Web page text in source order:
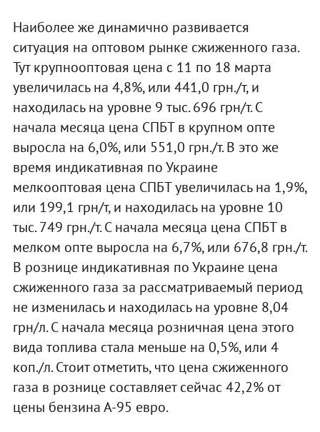
Наиболее же динамично развивается
ситуация на оптовом рынке сжиженного газа.
Тут крупнооптовая цена с 11 по 18 марта
увеличилась на 4,8%, или 441,0 грн./т, и
находилась на уровне 9 тыс. 696 грн/т. С
начала месяца цена СПБТ в крупном опте
выросла на 6,0%, или 551,0 грн./т. В это же
время индикативная по Украине
мелкооптовая цена СПБТ увеличилась на 1,9%,
или 199,1 грн/т, и находилась на уровне 10
тыс. 749 грн./т. С начала месяца цена СПБТ в
мелком опте выросла на 6,7%, или 676,8 грн./т.
В рознице индикативная по Украине цена
сжиженного газа за рассматриваемый период
не изменилась и находилась на уровне 8,04
грн/л. С начала месяца розничная цена этого
вида топлива стала меньше на 0,5%, или 4
коп./л. Стоит отметить, что цена сжиженного
газа в рознице составляет сейчас 42,2% от
цены бензина А-95 евро.